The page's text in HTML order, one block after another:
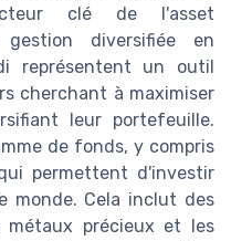
clé de l'asset
diversifiée en
représentent un outil
cherchant à maximiser
leur portefeuille.
de fonds, y compris
permettent d'investir
monde. Cela inclut des
précieux et les